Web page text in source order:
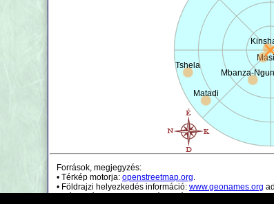
Matadi
Mbanza-
Tshela
Források, megjegyzés:
• Térkép motorja: openstreetmap.org.
• Földrajzi helyezkedés információ: www.geonames.org